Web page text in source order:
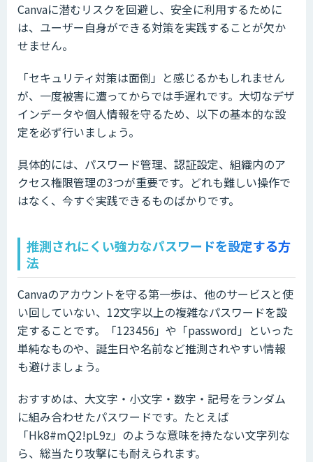
Canvaに潜むリスクを回避し、安全に利用するために
は、ユーザー自身ができる対策を実践することが欠か
せません。
「セキュリティ対策は面倒」と感じるかもしれません
が、一度被害に遭ってからでは手遅れです。大切なデザ
インデータや個人情報を守るため、以下の基本的な設
定を必ず行いましょう。
具体的には、パスワード管理、認証設定、組織内のア
クセス権限管理の3つが重要です。どれも難しい操作で
はなく、今すぐ実践できるものばかりです。
推測されにくい強力なパスワードを設定する方
法
Canvaのアカウントを守る第一歩は、他のサービスと使
い回していない、12文字以上の複雑なパスワードを設
定することです。「123456」や「password」といった
単純なものや、誕生日や名前など推測されやすい情報
も避けましょう。
おすすめは、大文字・小文字・数字・記号をランダム
に組み合わせたパスワードです。たとえば
「Hk8#mQ2!pL9z」のような意味を持たない文字列な
ら、総当たり攻撃にも耐えられます。